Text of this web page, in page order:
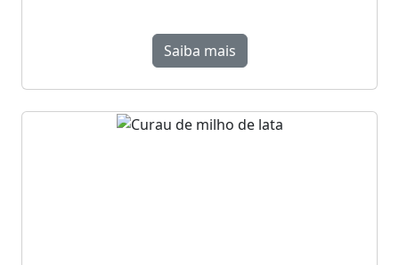
Saiba mais